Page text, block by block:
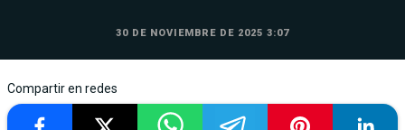
30 DE NOVIEMBRE DE 2025 3:07
Compartir en redes